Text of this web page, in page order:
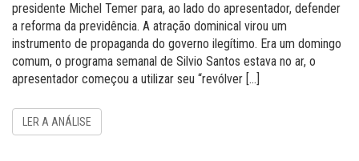
presidente Michel Temer para, ao lado do apresentador, defender
a reforma da previdência. A atração dominical virou um
instrumento de propaganda do governo ilegítimo. Era um domingo
comum, o programa semanal de Silvio Santos estava no ar, o
apresentador começou a utilizar seu “revólver […]
LER A ANÁLISE